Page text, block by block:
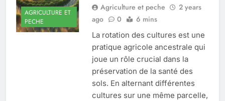
AGRICULTURE ET
PECHE
Agriculture et peche
2 years
ago
0 6 mins
La rotation des cultures est une
pratique agricole ancestrale qui
joue un rôle crucial dans la
préservation de la santé des
sols. En alternant différentes
cultures sur une même parcelle,